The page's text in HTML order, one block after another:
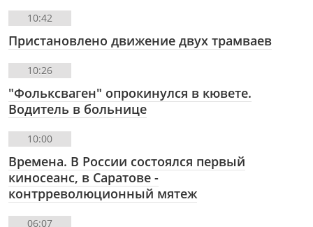
10:42
Пристановлено движение двух трамваев
10:26
"Фольксваген" опрокинулся в кювете.
Водитель в больнице
10:00
Времена. В России состоялся первый
киносеанс, в Саратове -
контрреволюционный мятеж
06:07